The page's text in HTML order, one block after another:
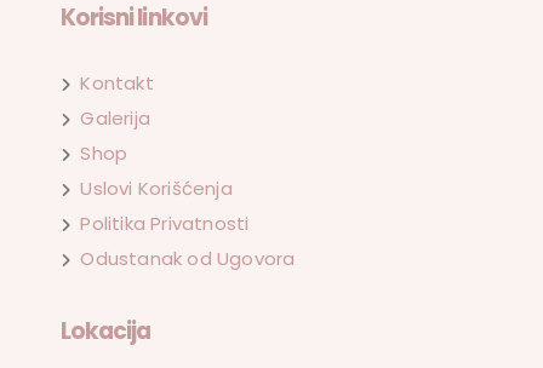
Korisni linkovi
Kontakt
Galerija
Shop
Uslovi Korišćenja
Politika Privatnosti
Odustanak od Ugovora
Lokacija